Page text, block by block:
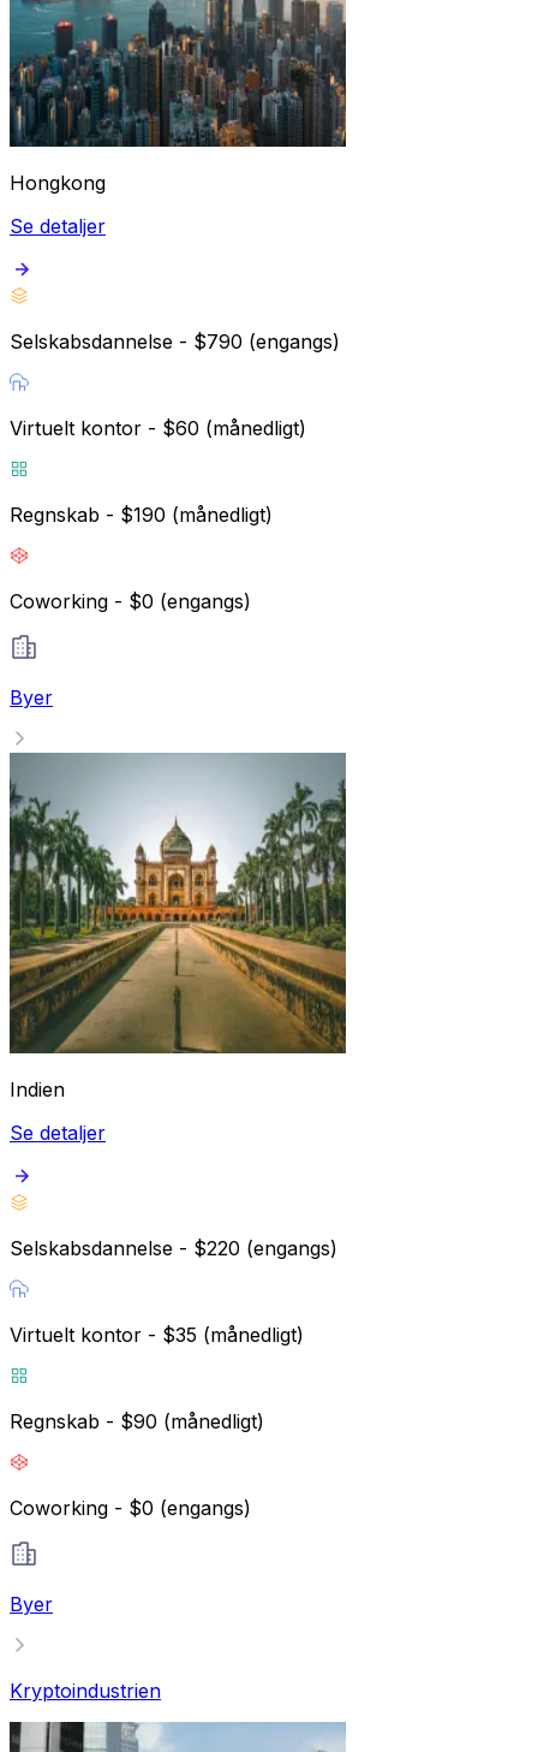
Hongkong
Se detaljer
Selskabsdannelse - $790 (engangs)
Virtuelt kontor - $60 (månedligt)
Regnskab - $190 (månedligt)
Coworking - $0 (engangs)
Byer
Indien
Se detaljer
Selskabsdannelse - $220 (engangs)
Virtuelt kontor - $35 (månedligt)
Regnskab - $90 (månedligt)
Coworking - $0 (engangs)
Byer
Kryptoindustrien